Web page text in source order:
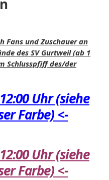
Fans und Zuschauer an
des SV Gurtweil (ab 1
Schlusspfiff des/der
Uhr (siehe
Farbe) <-
Uhr (siehe
Farbe) <-